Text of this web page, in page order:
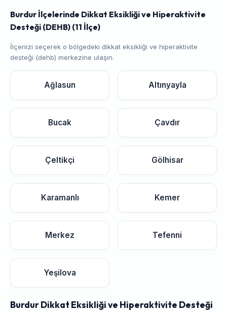
Burdur İlçelerinde Dikkat Eksikliği ve Hiperaktivite
Desteği (DEHB) (11 İlçe)
İlçenizi seçerek o bölgedeki dikkat eksikliği ve hiperaktivite
desteği (dehb) merkezine ulaşın.
Ağlasun Altınyayla
Bucak Çavdır
Çeltikçi Gölhisar
Karamanlı Kemer
Merkez Tefenni
Yeşilova
Burdur Dikkat Eksikliği ve Hiperaktivite Desteği